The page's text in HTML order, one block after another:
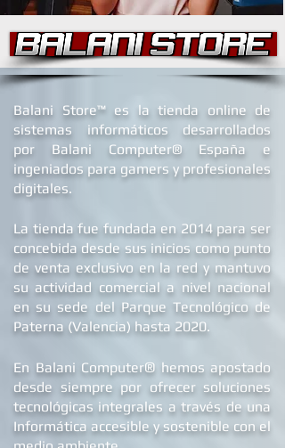
B alani Store™ es la tienda online de
sistemas informáticos desarrollados
por Balani Computer® España e
ingeniados para gamers y profesionales
digitales.
La tienda fue fundada en 2014 para ser
concebida desde sus inicios como punto
de venta exclusivo en la red y mantuvo
su actividad comercial a nivel nacional
en su sede d el Parque Tecnológico de
Paterna (Valencia) hasta 2020.
En Balani Computer ®hemos apostado
desde siemprepor ofrecer soluciones
tecnológicas integrales a través de una